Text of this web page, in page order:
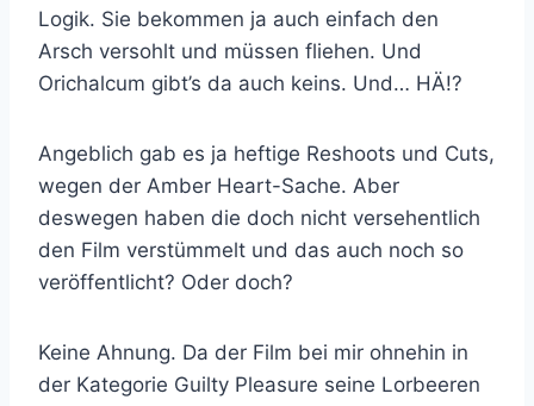
Logik. Sie bekommen ja auch einfach den
Arsch versohlt und müssen fliehen. Und
Orichalcum gibt’s da auch keins. Und… HÄ!?
Angeblich gab es ja heftige Reshoots und Cuts,
wegen der Amber Heart-Sache. Aber
deswegen haben die doch nicht versehentlich
den Film verstümmelt und das auch noch so
veröffentlicht? Oder doch?
Keine Ahnung. Da der Film bei mir ohnehin in
der Kategorie Guilty Pleasure seine Lorbeeren